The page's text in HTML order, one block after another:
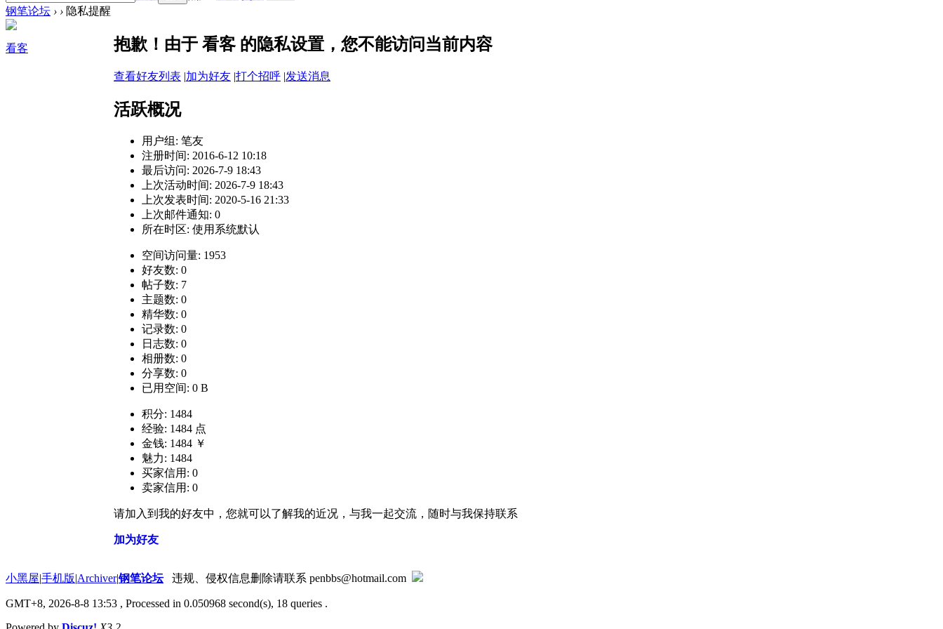
钢笔论坛 › › 隐私提醒
看客 抱歉！由于 看客 的隐私设置，您不能访问当前内容
查看好友列表 |加为好友 |打个招呼 |发送消息
活跃概况
用户组: 笔友
注册时间: 2016-6-12 10:18
最后访问: 2026-7-9 18:43
上次活动时间: 2026-7-9 18:43
上次发表时间: 2020-5-16 21:33
上次邮件通知: 0
所在时区: 使用系统默认
空间访问量: 1953
好友数: 0
帖子数: 7
主题数: 0
精华数: 0
记录数: 0
日志数: 0
相册数: 0
分享数: 0
已用空间: 0 B
积分: 1484
经验: 1484 点
金钱: 1484 ￥
魅力: 1484
买家信用: 0
卖家信用: 0
请加入到我的好友中，您就可以了解我的近况，与我一起交流，随时与我保持联系
加为好友
小黑屋|手机版|Archiver|钢笔论坛 违规、侵权信息删除请联系 penbbs@hotmail.com
GMT+8, 2026-8-8 13:53 , Processed in 0.050968 second(s), 18 queries .